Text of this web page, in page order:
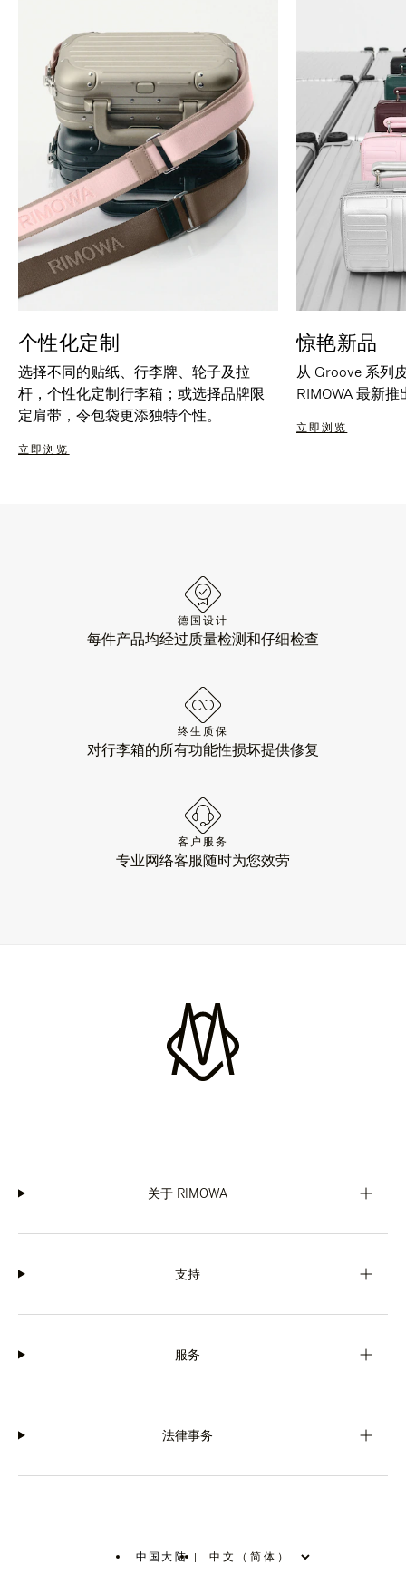
个性化定制
选择不同的贴纸、行李牌、轮子及拉
杆，个性化定制行李箱；或选择品牌限
定肩带，令包袋更添独特个性。
立即浏览
惊艳新品
从 Groove 系列
RIMOWA 最新
立即浏览
德国设计
每件产品均经过质量检测和仔细检查
终生质保
对行李箱的所有功能性损坏提供修复
客户服务
专业网络客服随时为您效劳
关于 RIMOWA
支持
服务
法律事务
中国大陆 |